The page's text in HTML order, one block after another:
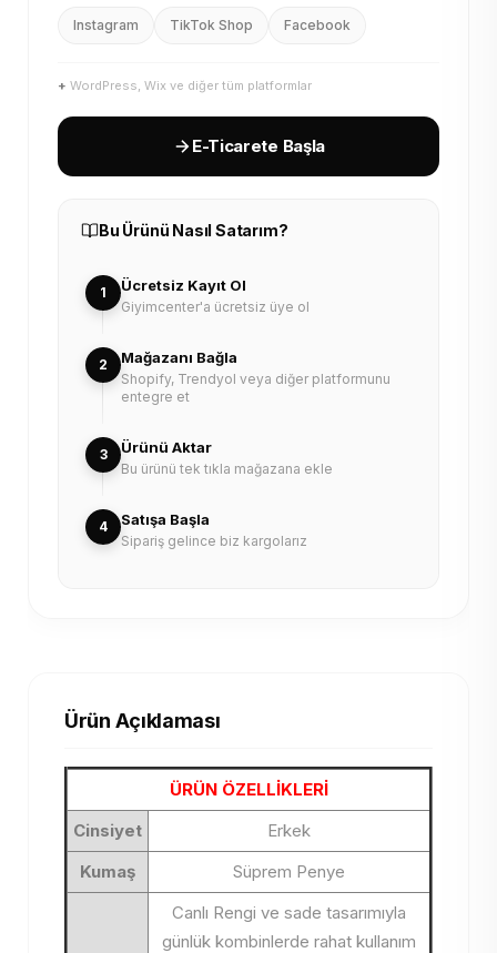
Instagram TikTok Shop Facebook
+ WordPress, Wix ve diğer tüm platformlar
E-Ticarete Başla
Bu Ürünü Nasıl Satarım?
1 Ücretsiz Kayıt Ol
Giyimcenter'a ücretsiz üye ol
2 Mağazanı Bağla
Shopify, Trendyol veya diğer platformunu
entegre et
3 Ürünü Aktar
Bu ürünü tek tıkla mağazana ekle
4 Satışa Başla
Sipariş gelince biz kargolarız
Ürün Açıklaması
ÜRÜN ÖZELLİKLERİ
Cinsiyet
Erkek
Kumaş
Süprem Penye
Canlı Rengi ve sade tasarımıyla
günlük kombinlerde rahat kullanım